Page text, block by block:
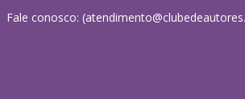
Fale conosco: